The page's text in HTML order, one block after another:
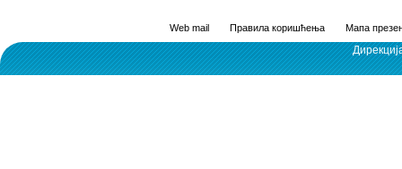
Web mail Правила коришћења Мапа